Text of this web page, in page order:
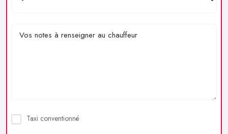
Taxi conventionné